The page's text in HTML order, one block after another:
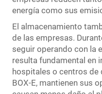
energía como sus
El almacenamiento
de las empresas.
seguir operando con la
resulta fundamental en
hospitales o centros de
BOX-E, mantienen sus